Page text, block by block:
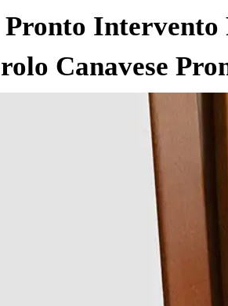
Pronto Intervento
Canavese